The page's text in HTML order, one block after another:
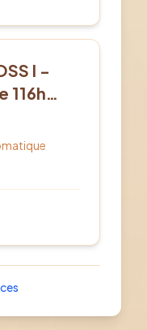
I -
116h